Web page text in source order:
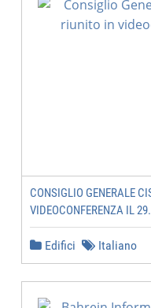
CONSIGLIO GENERALE
VIDEOCONFERENZA IL
Edifici Italiano